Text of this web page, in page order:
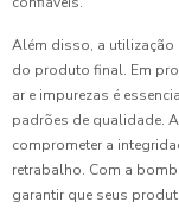
Além disso, a
do produto final. Em
ar e impurezas é
padrões de qualidade.
comprometer a
retrabalho. Com a
garantir que seus